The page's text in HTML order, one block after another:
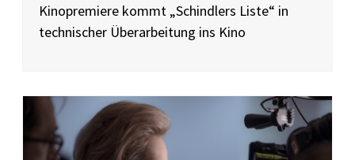
Kinopremiere kommt „Schindlers Liste“ in
technischer Überarbeitung ins Kino